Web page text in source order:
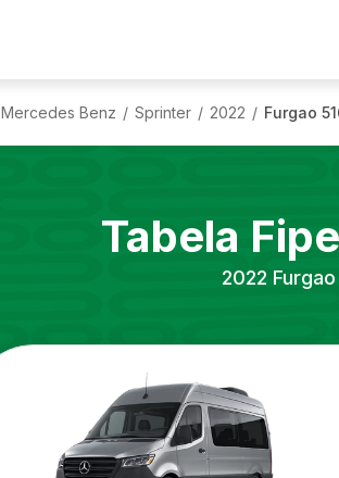
Mercedes Benz / Sprinter / 2022 / Furgao
Tabela Fipe
2022